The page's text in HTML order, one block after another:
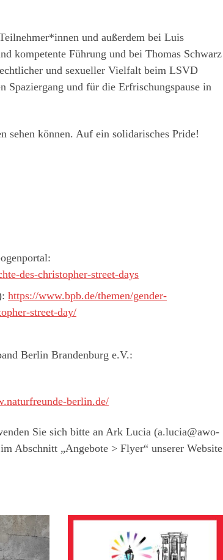
und außerdem bei Luis
kompetente Führung und bei Thomas Schwarz
und sexueller Vielfalt beim LSVD
Spaziergang und für die Erfrischungspause in
sehen können. Auf ein solidarisches Pride!
des-christopher-street-days
https://www.bpb.de/themen/gender-
street-day/
Berlin Brandenburg e.V.:
berlin.de/
Sie sich bitte an Ark Lucia (a.lucia@awo-
Abschnitt „Angebote > Flyer“ unserer Website